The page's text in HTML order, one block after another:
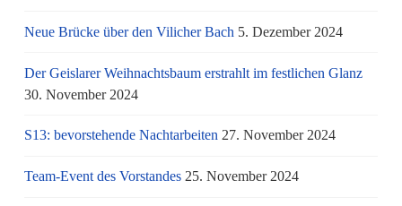
Neue Brücke über den Vilicher Bach 5. Dezember 2024
Der Geislarer Weihnachtsbaum erstrahlt im festlichen Glanz
30. November 2024
S13: bevorstehende Nachtarbeiten 27. November 2024
Team-Event des Vorstandes 25. November 2024